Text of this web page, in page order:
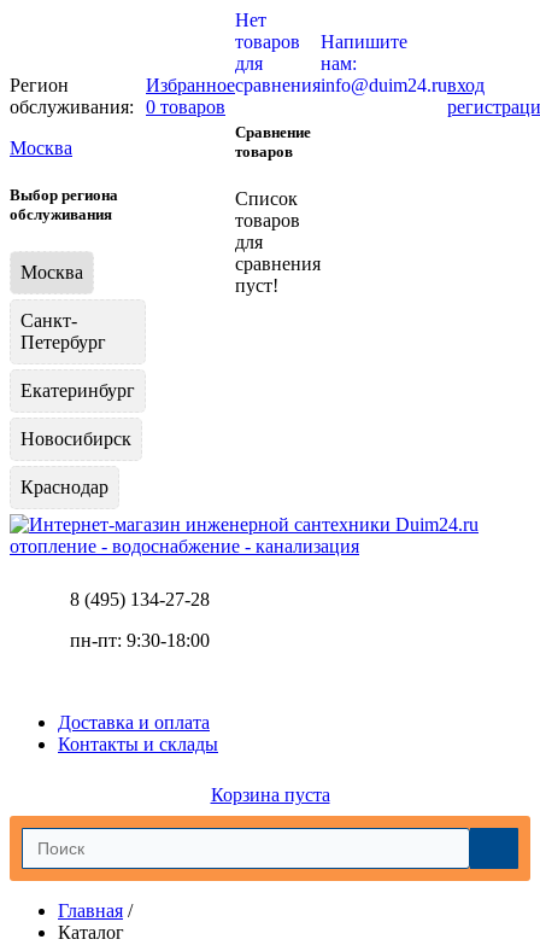
Регион
обслуживания:
Москва
Выбор региона
обслуживания
Москва
Санкт-
Петербург
Екатеринбург
Новосибирск
Краснодар
Избранное
0 товаров
Нет
товаров
для
сравнения
Сравнение
товаров
Список
товаров
для
сравнения
пуст!
Напишите
нам:
info@duim24.ruвход
отопление - водоснабжение - канализация
8 (495) 134-27-28
пн-пт: 9:30-18:00
Доставка и оплата
Контакты и склады
Корзина пуста
Главная /
Каталог